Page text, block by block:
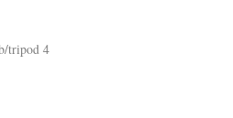
tripod 4